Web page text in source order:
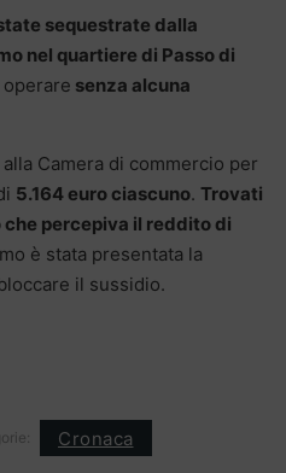
sequestrate dalla
nel quartiere di Passo di
senza alcuna
Camera di commercio per
5.164 euro ciascuno. Trovati
che percepiva il reddito di
è stata presentata la
il sussidio.
Cronaca